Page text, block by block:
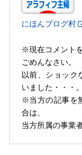
にほんブログ村
※現在コメント
ごめんなさい。
以前、ショック
いました・・・
※当方の記事を
合は、
当方所属の事業